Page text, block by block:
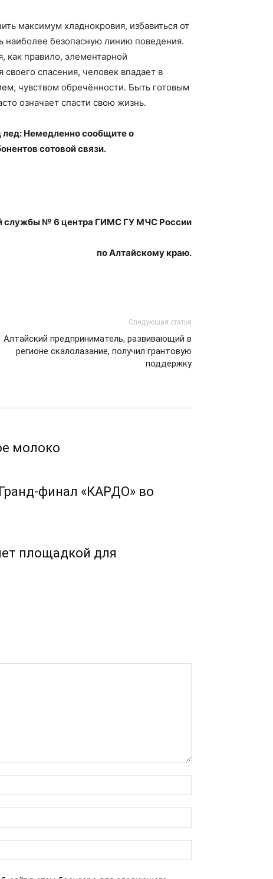
максимум хладнокровия, избавиться от
наиболее безопасную линию поведения.
как правило, элементарной
спасения, человек впадает в
чувством обречённости. Быть готовым
означает спасти свою жизнь.
лед: Немедленно сообщите о
сотовой связи.
службы № 6 центра ГИМС ГУ МЧС России
по Алтайскому краю.
Следующая статья
Алтайский предприниматель, развивающий в
регионе скалолазание, получил грантовую
поддержку
молоко
финал «КАРДО» во
площадкой для